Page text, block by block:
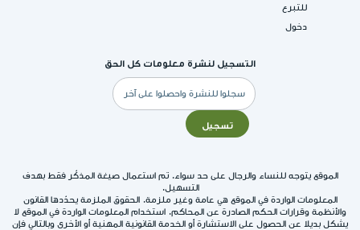
للتبرع
دخول
التسجيل لنشرة معلومات كل الحق
البريد
الإلكتروني
تسجيل
الموقع يتوجه للنساء والرجال على حد سواء. تم استعمال صيغة المذكّر فقط بهدف
التسهيل.
المعلومات الواردة في الموقع هي عامة وغير ملزمة. الحقوق الملزمة يحدّدها القانون
والأنظمة وقرارات الحكم الصادرة عن المحاكم. استخدام المعلومات الواردة في الموقع لا
يشكل بديلا عن الحصول على الاستشارة أو الخدمة القانونية المهنية أو الأخرى وبالتالي فإن